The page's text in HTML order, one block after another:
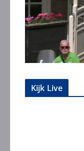
Kijk Live